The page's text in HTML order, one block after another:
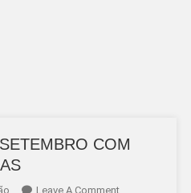
COM
Leave A CommentOn